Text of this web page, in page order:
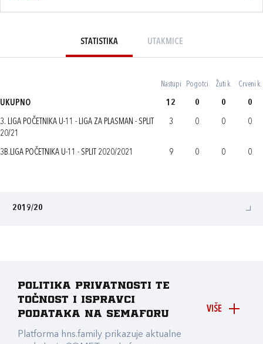
STATISTIKA UTAKMICE
Nastupi Pogotci Žuti k. Crveni k.
UKUPNO 12 0 0 0
3. LIGA POČETNIKA U-11 - LIGA ZA PLASMAN - SPLIT
20/21
3 0 0 0
3B.LIGA POČETNIKA U-11 - SPLIT 2020/2021 9 0 0 0
2019/20
VIŠE
Politika privatnosti te
točnost i ispravci
podataka na Semaforu
Platforma hns.family prikazuje aktualne